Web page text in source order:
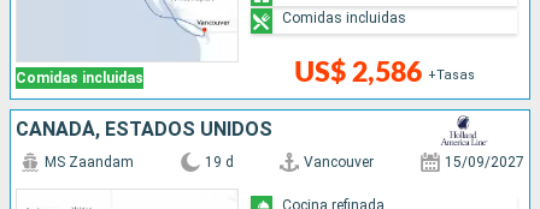
Comidas incluidas US$ 2,586 +Tasas
Comidas incluidas
CANADÁ, ESTADOS UNIDOS
MS Zaandam 19 d Vancouver 15/09/2027
Cocina refinada